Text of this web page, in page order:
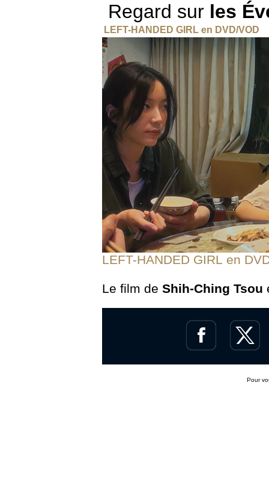
Regard sur les
LEFT-HANDED GIRL en DVD/VOD
LEFT-HANDED GIRL en
Le film de Shih-Ching Tsou
Pour